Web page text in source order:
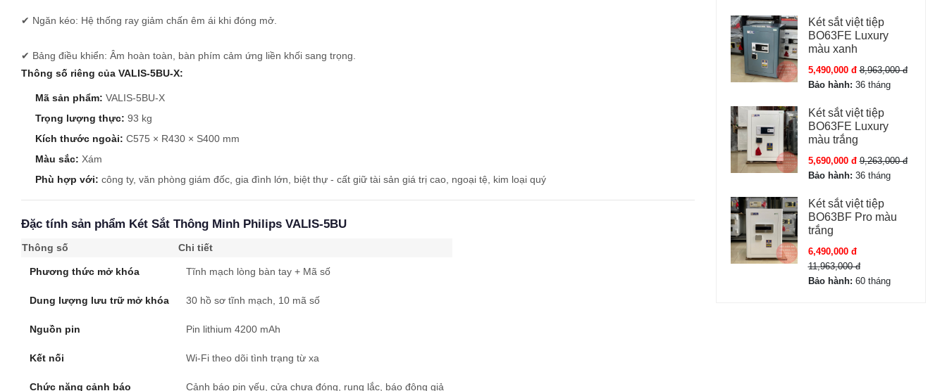
✔ Ngăn kéo: Hệ thống ray giảm chấn êm ái khi đóng mở.
✔ Bảng điều khiển: Âm hoàn toàn, bàn phím cảm ứng liền khối sang trọng.
Thông số riêng của VALIS-5BU-X:
Mã sản phẩm: VALIS-5BU-X
Trọng lượng thực: 93 kg
Kích thước ngoài: C575 × R430 × S400 mm
Màu sắc: Xám
Phù hợp với: công ty, văn phòng giám đốc, gia đình lớn, biệt thự - cất giữ tài sản giá trị cao, ngoại tệ, kim loại quý
Đặc tính sản phẩm Két Sắt Thông Minh Philips VALIS-5BU
Thông số Chi tiết
Phương thức mở khóa Tĩnh mạch lòng bàn tay + Mã số
Dung lượng lưu trữ mở khóa 30 hồ sơ tĩnh mạch, 10 mã số
Nguồn pin Pin lithium 4200 mAh
Kết nối Wi-Fi theo dõi tình trạng từ xa
Chức năng cảnh báo Cảnh báo pin yếu, cửa chưa đóng, rung lắc, báo động giả
Két sắt việt tiệp
BO63FE Luxury
màu xanh
5,490,000 đ 8,963,000 đ
Bảo hành: 36 tháng
Két sắt việt tiệp
BO63FE Luxury
màu trắng
5,690,000 đ 9,263,000 đ
Bảo hành: 36 tháng
Két sắt việt tiệp
BO63BF Pro màu
trắng
6,490,000 đ
11,963,000 đ
Bảo hành: 60 tháng